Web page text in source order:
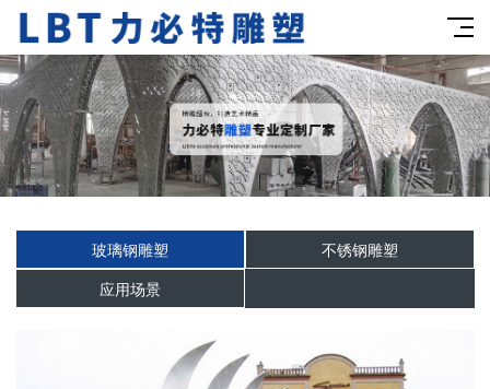
玻璃钢雕塑
不锈钢雕塑
应用场景